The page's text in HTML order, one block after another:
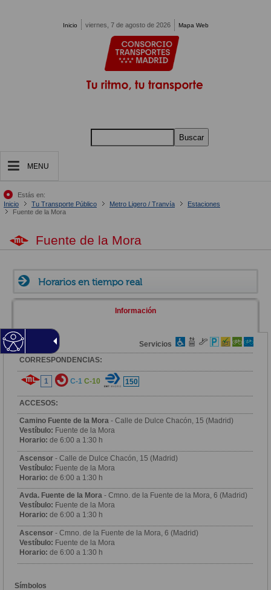
Inicio viernes, 7 de agosto de 2026 Mapa Web
Buscar
MENU
Estás en:
Inicio
Tu Transporte Público Metro Ligero / Tranvía
Estaciones
Fuente de la Mora
Fuente de la Mora
Horarios en tiempo real
Información
Zona
Servicios
CORRESPONDENCIAS:
1 C-1 C-10 150
ACCESOS:
Camino Fuente de la Mora - Calle de Dulce Chacón, 15 (Madrid)
Vestíbulo: Fuente de la Mora
Horario: de 6:00 a 1:30 h
Ascensor - Calle de Dulce Chacón, 15 (Madrid)
Vestíbulo: Fuente de la Mora
Horario: de 6:00 a 1:30 h
Avda. Fuente de la Mora - Cmno. de la Fuente de la Mora, 6 (Madrid)
Vestíbulo: Fuente de la Mora
Horario: de 6:00 a 1:30 h
Ascensor - Cmno. de la Fuente de la Mora, 6 (Madrid)
Vestíbulo: Fuente de la Mora
Horario: de 6:00 a 1:30 h
Símbolos